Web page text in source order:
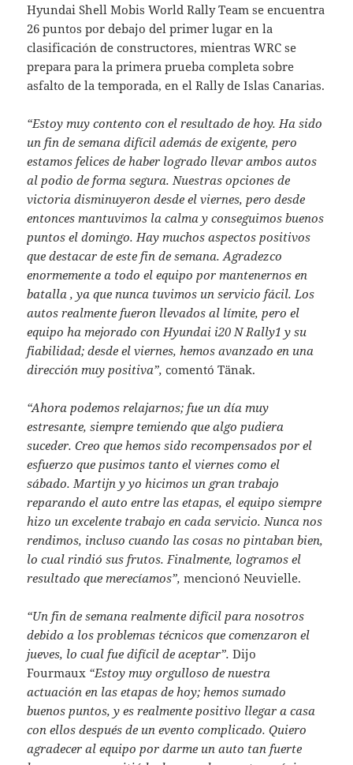
Hyundai Shell Mobis World Rally Team se encuentra
26 puntos por debajo del primer lugar en la
clasificación de constructores, mientras WRC se
prepara para la primera prueba completa sobre
asfalto de la temporada, en el Rally de Islas Canarias.
“Estoy muy contento con el resultado de hoy. Ha sido
un fin de semana difícil además de exigente, pero
estamos felices de haber logrado llevar ambos autos
al podio de forma segura. Nuestras opciones de
victoria disminuyeron desde el viernes, pero desde
entonces mantuvimos la calma y conseguimos buenos
puntos el domingo. Hay muchos aspectos positivos
que destacar de este fin de semana. Agradezco
enormemente a todo el equipo por mantenernos en
batalla , ya que nunca tuvimos un servicio fácil. Los
autos realmente fueron llevados al límite, pero el
equipo ha mejorado con Hyundai i20 N Rally1 y su
fiabilidad; desde el viernes, hemos avanzado en una
dirección muy positiva”,comentó Tänak.
“Ahora podemos relajarnos; fue un día muy
estresante, siempre temiendo que algo pudiera
suceder. Creo que hemos sido recompensados por el
esfuerzo que pusimos tanto el viernes como el
sábado. Martijn y yo hicimos un gran trabajo
reparando el auto entre las etapas, el equipo siempre
hizo un excelente trabajo en cada servicio. Nunca nos
rendimos, incluso cuando las cosas no pintaban bien,
lo cual rindió sus frutos. Finalmente, logramos el
resultado que merecíamos”,mencionó Neuvielle.
“Un fin de semana realmente difícil para nosotros
debido a los problemas técnicos que comenzaron el
jueves, lo cual fue difícil de aceptar”.Dijo ​
Fourmaux “Estoy muy orgulloso de nuestra
actuación en las etapas de hoy; hemos sumado
buenos puntos, y es realmente positivo llegar a casa
con ellos después de un evento complicado. Quiero
agradecer al equipo por darme un auto tan fuerte